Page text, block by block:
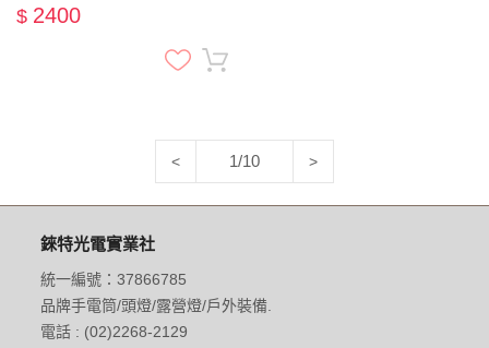
強套裝 12000mAh 輕量 露
營登山 適用NITECORE可
$ 2400
< 1/10 >
錸特光電實業社
統一編號：37866785
品牌手電筒/頭燈/露營燈/戶外裝備.
電話 : (02)2268-2129